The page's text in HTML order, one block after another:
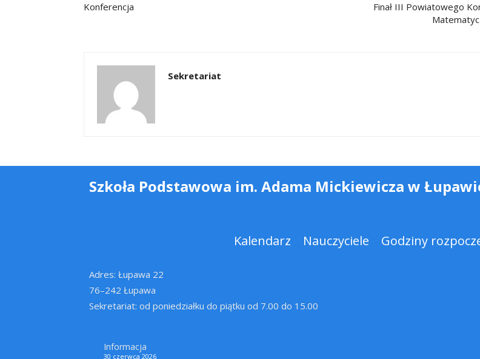
Konferencja
Finał III Powiatowego
Sekretariat
Szkoła Podstawowa im. Adama Mickiewicza w
Kalendarz Nauczyciele Godziny
Adres: Łupawa 22
76–242 Łupawa
Sekretariat: od poniedziałku do piątku od 7.00 do 15.00
Informacja
30 czerwca 2026